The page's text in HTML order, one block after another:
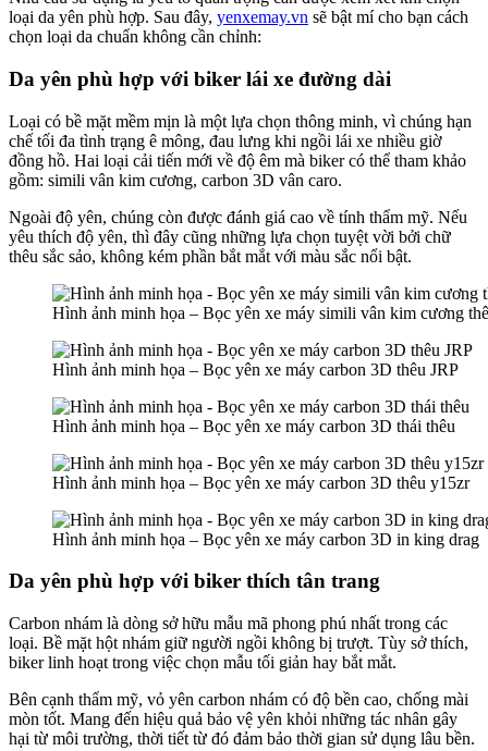
loại da yên phù hợp. Sau đây, yenxemay.vn sẽ bật mí cho bạn cách
chọn loại da chuẩn không cần chỉnh:
Da yên phù hợp với biker lái xe đường dài
Loại có bề mặt mềm mịn là một lựa chọn thông minh, vì chúng hạn
chế tối đa tình trạng ê mông, đau lưng khi ngồi lái xe nhiều giờ
đồng hồ. Hai loại cải tiến mới về độ êm mà biker có thể tham khảo
gồm: simili vân kim cương, carbon 3D vân caro.
Ngoài độ yên, chúng còn được đánh giá cao về tính thẩm mỹ. Nếu
yêu thích độ yên, thì đây cũng những lựa chọn tuyệt vời bởi chữ
thêu sắc sảo, không kém phần bắt mắt với màu sắc nổi bật.
Hình ảnh minh họa – Bọc yên xe máy simili vân kim cương
Hình ảnh minh họa – Bọc yên xe máy carbon 3D thêu JRP
Hình ảnh minh họa – Bọc yên xe máy carbon 3D thái thêu
Hình ảnh minh họa – Bọc yên xe máy carbon 3D thêu y15zr
Hình ảnh minh họa – Bọc yên xe máy carbon 3D in king drag
Da yên phù hợp với biker thích tân trang
Carbon nhám là dòng sở hữu mẫu mã phong phú nhất trong các
loại. Bề mặt hột nhám giữ người ngồi không bị trượt. Tùy sở thích,
biker linh hoạt trong việc chọn mẫu tối giản hay bắt mắt.
Bên cạnh thẩm mỹ, vỏ yên carbon nhám có độ bền cao, chống mài
mòn tốt. Mang đến hiệu quả bảo vệ yên khỏi những tác nhân gây
hại từ môi trường, thời tiết từ đó đảm bảo thời gian sử dụng lâu bền.